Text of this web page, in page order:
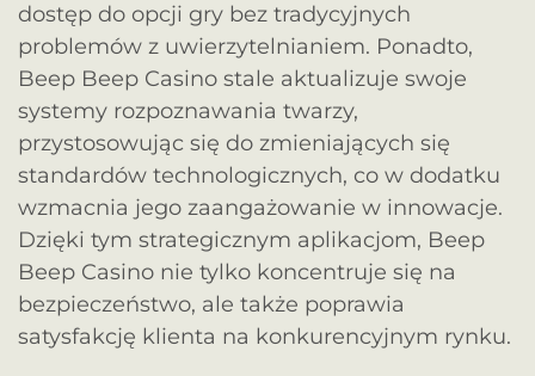
dostęp do opcji gry bez tradycyjnych
problemów z uwierzytelnianiem. Ponadto,
Beep Beep Casino stale aktualizuje swoje
systemy rozpoznawania twarzy,
przystosowując się do zmieniających się
standardów technologicznych, co w dodatku
wzmacnia jego zaangażowanie w innowacje.
Dzięki tym strategicznym aplikacjom, Beep
Beep Casino nie tylko koncentruje się na
bezpieczeństwo, ale także poprawia
satysfakcję klienta na konkurencyjnym rynku.